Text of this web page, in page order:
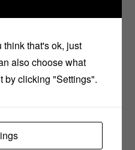
το γάλα με το κακάο
και το υπόλοπο
think that's ok, just
also choose what
by clicking "Settings".